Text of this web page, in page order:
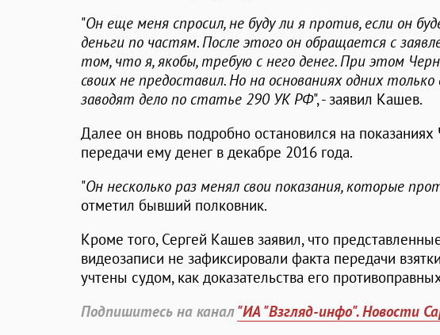
"Он еще меня спросил, не буду ли я против, если он
деньги по частям. После этого он обращается с
том, что я, якобы, требую с него денег. При этом
своих не предоставил. Но на основаниях одних
заводят дело по статье 290 УК РФ", - заявил Кашев.
Далее он вновь подробно остановился на
передачи ему денег в декабре 2016 года.
"Он несколько раз менял свои показания, которые
отметил бывший полковник.
Кроме того, Сергей Кашев заявил, что
видеозаписи не зафиксировали факта передачи
учтены судом, как доказательства его
Подпишитесь на канал"ИА "Взгляд-инфо". Новости